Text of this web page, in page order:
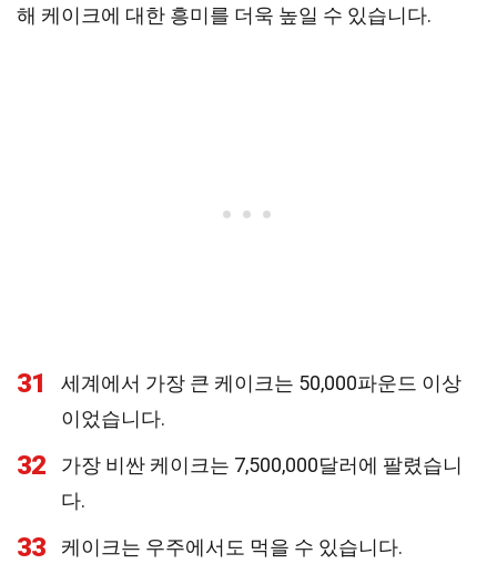
해 케이크에 대한 흥미를 더욱 높일 수 있습니다.
31
세계에서 가장 큰 케이크는 50,000파운드 이상
이었습니다.
32
가장 비싼 케이크는 7,500,000달러에 팔렸습니
다.
33 케이크는 우주에서도 먹을 수 있습니다.